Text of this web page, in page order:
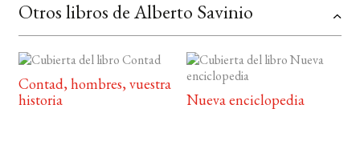
Otros libros de Alberto Savinio
Contad, hombres, vuestra
historia
Nueva enciclopedia